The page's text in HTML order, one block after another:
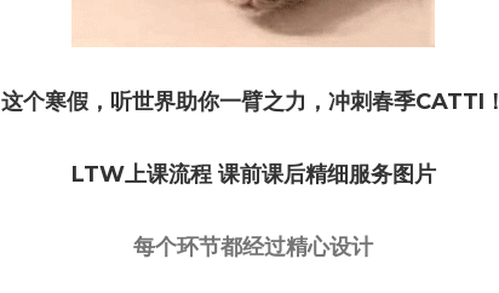
这个寒假，听世界助你一臂之力，冲刺春季CATTI！
LTW上课流程 课前课后精细服务图片
每个环节都经过精心设计